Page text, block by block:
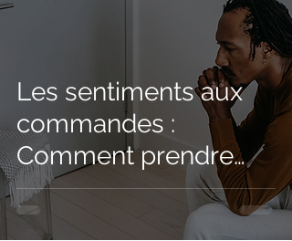
Les sentiments aux
commandes :
Comment prendre
des décisions
éclairées